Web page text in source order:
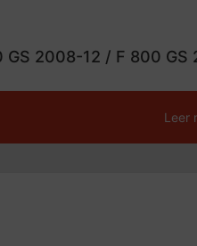
2008-12 / F 800 GS
Leer